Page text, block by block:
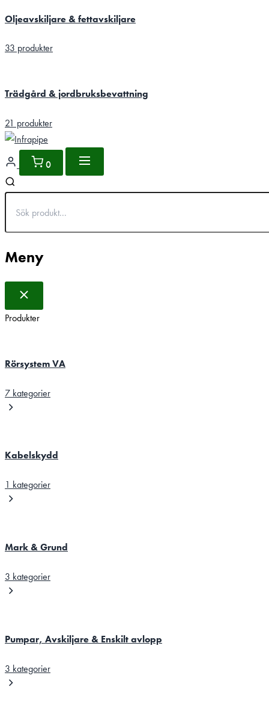
Oljeavskiljare & fettavskiljare
33 produkter
Trädgård & jordbruksbevattning
21 produkter
0
Meny
Produkter
Rörsystem VA
7 kategorier
Kabelskydd
1 kategorier
Mark & Grund
3 kategorier
Pumpar, Avskiljare & Enskilt avlopp
3 kategorier